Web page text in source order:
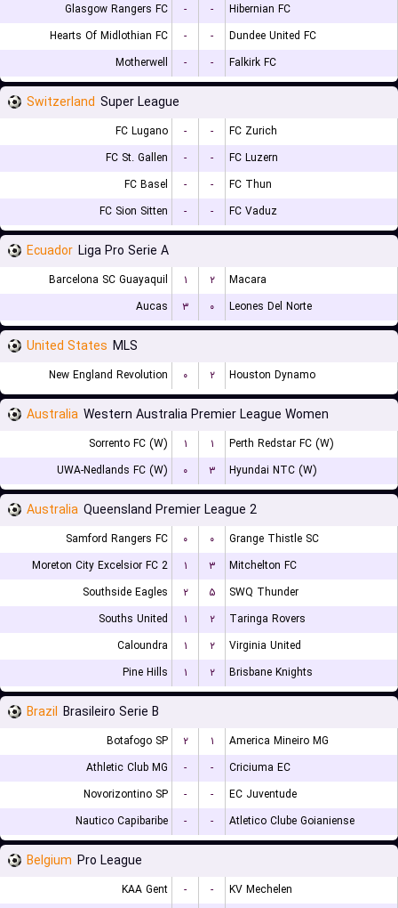
Glasgow Rangers FC
- -
Hibernian FC
Hearts Of Midlothian FC
- -
Dundee United FC
Motherwell
- - Falkirk FC
Switzerland Super League
FC Lugano - -
FC Zurich
FC St. Gallen
- -
FC Luzern
FC Basel
- -
FC Thun
FC Sion Sitten
- - FC Vaduz
Ecuador Liga Pro Serie A
Barcelona SC Guayaquil ۱ ۲
Macara
Aucas
۳ ۰ Leones Del Norte
United States MLS
New England Revolution ۰ ۲ Houston Dynamo
Australia Western Australia Premier League Women
Sorrento FC (W) ۱ ۱
Perth Redstar FC (W)
UWA-Nedlands FC (W)
۰ ۳ Hyundai NTC (W)
Australia Queensland Premier League 2
Samford Rangers FC ۰ ۰
Grange Thistle SC
Moreton City Excelsior FC 2
۱ ۳
Mitchelton FC
Southside Eagles
۲ ۵
SWQ Thunder
Souths United
۱ ۲
Taringa Rovers
Caloundra
۱ ۲
Virginia United
Pine Hills
۱ ۲ Brisbane Knights
Brazil Brasileiro Serie B
Botafogo SP ۲ ۱
America Mineiro MG
Athletic Club MG
- -
Criciuma EC
Novorizontino SP
- -
EC Juventude
Nautico Capibaribe
- - Atletico Clube Goianiense
Belgium Pro League
KAA Gent - - KV Mechelen